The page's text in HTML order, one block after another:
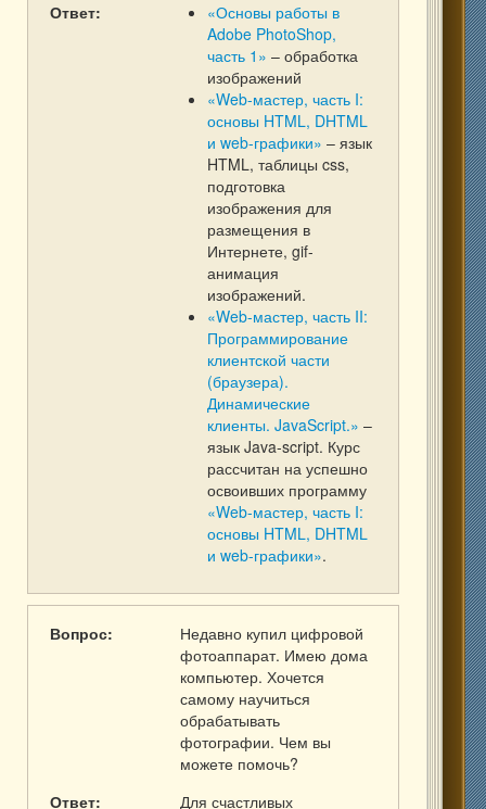
Ответ:
«Основы работы в
Adobe PhotoShop,
часть 1» – обработка
изображений
«Web-мастер, часть I:
основы HTML, DHTML
и web-графики» – язык
HTML, таблицы css,
подготовка
изображения для
размещения в
Интернете, gif-
анимация
изображений.
«Web-мастер, часть II:
Программирование
клиентской части
(браузера).
Динамические
клиенты. JavaScript.» –
язык Java-script. Курс
рассчитан на успешно
освоивших программу
«Web-мастер, часть I:
основы HTML, DHTML
и web-графики».
Вопрос:
Недавно купил цифровой
фотоаппарат. Имею дома
компьютер. Хочется
самому научиться
обрабатывать
фотографии. Чем вы
можете помочь?
Ответ:
Для счастливых